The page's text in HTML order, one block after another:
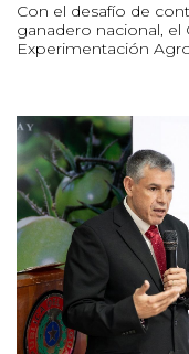
Con el desafío de
ganadero nacional, el
Experimentación